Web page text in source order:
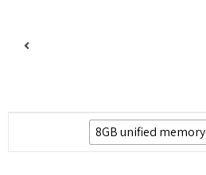
8GB unified memory